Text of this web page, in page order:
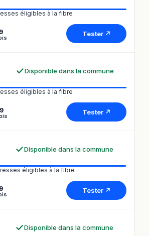
éligibles à la fibre
Tester ↗
Disponible dans la commune
éligibles à la fibre
Tester ↗
Disponible dans la commune
éligibles à la fibre
Tester ↗
Disponible dans la commune